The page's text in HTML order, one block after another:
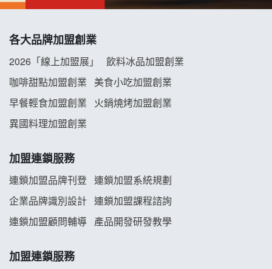
龍涎居好湯加盟說明會
舒油頭加盟說明會
義氣豐發雞加盟說明會
Mr.Wish加盟說明會
雞咕雞咕加盟說明會
各大品牌加盟創業
2026「線上加盟展」
飲料冰品加盟創業
咖啡甜點加盟創業
美食小吃加盟創業
早餐輕食加盟創業
火鍋燒烤加盟創業
異國料理加盟創業
加盟連鎖服務
連鎖加盟品牌刊登 連鎖加盟系統規劃
企業品牌識別設計 連鎖加盟課程諮詢
連鎖加盟顧問輔導 產品開發研發教學
加盟連鎖服務